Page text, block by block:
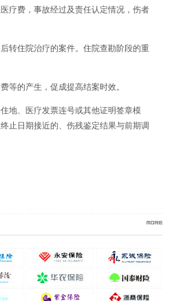
疗费，事故经过及责任认定情况，伤者
转住院治疗的案件。住院查勘阶段的重
等的产生，促成提高结案时效。
地、医疗发票连号或其他证明签章模
止日期接近的、伤残鉴定结果与前期调